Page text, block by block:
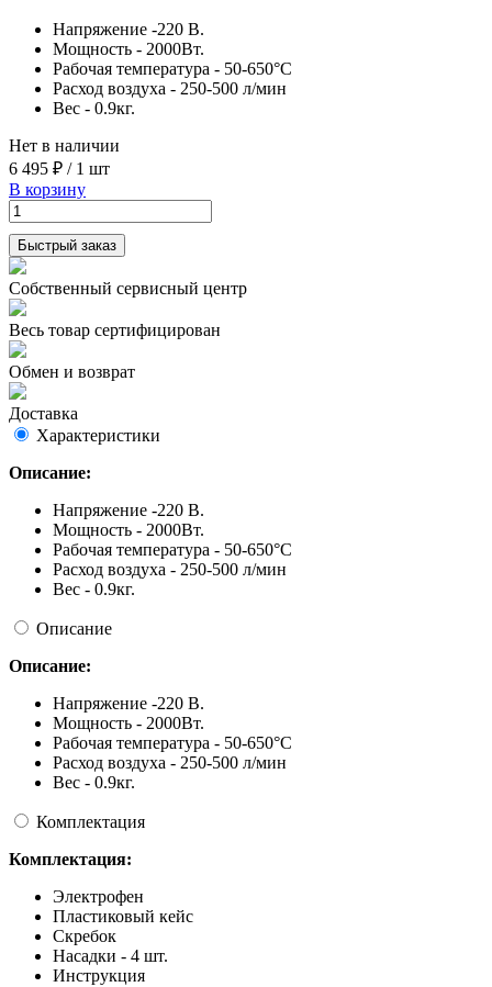
Напряжение -220 В.
Мощность - 2000Вт.
Рабочая температура - 50-650°C
Расход воздуха - 250-500 л/мин
Вес - 0.9кг.
Нет в наличии
6 495 ₽ / 1 шт
В корзину
Быстрый заказ
Собственный сервисный центр
Весь товар сертифицирован
Обмен и возврат
Доставка
Характеристики
Описание:
Напряжение -220 В.
Мощность - 2000Вт.
Рабочая температура - 50-650°C
Расход воздуха - 250-500 л/мин
Вес - 0.9кг.
Описание
Описание:
Напряжение -220 В.
Мощность - 2000Вт.
Рабочая температура - 50-650°C
Расход воздуха - 250-500 л/мин
Вес - 0.9кг.
Комплектация
Комплектация:
Электрофен
Пластиковый кейс
Скребок
Насадки - 4 шт.
Инструкция